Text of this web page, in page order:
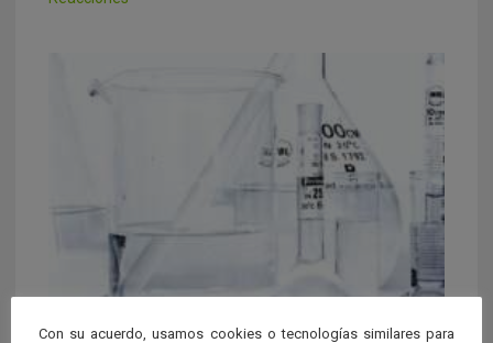
Con su acuerdo, usamos cookies o tecnologías similares para